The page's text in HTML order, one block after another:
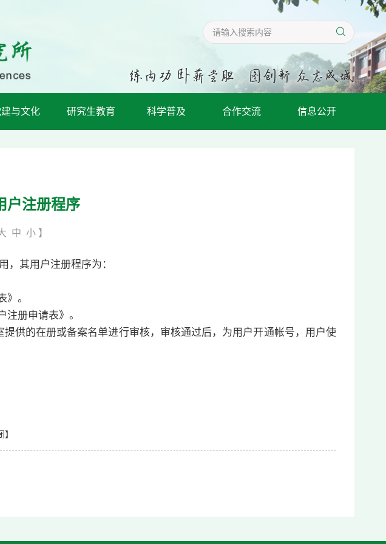
建与文化 研究生教育 科学普及 合作交流 信息公开
户注册程序
中 小 】
其用户注册程序为：
。
册申请表》。
的在册或备案名单进行审核，审核通过后，为用户开通帐号，用户使
】